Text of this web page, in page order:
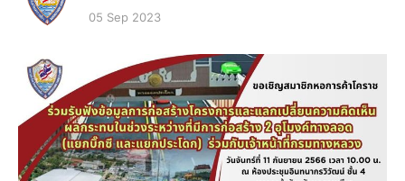
05 Sep 2023